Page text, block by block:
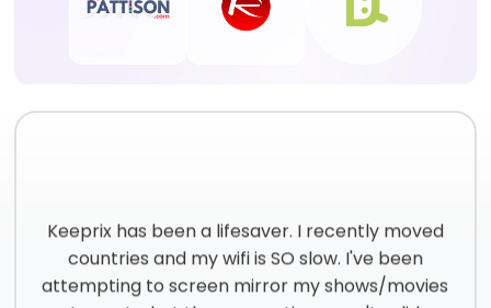
Keeprix has been a lifesaver. I recently moved
countries and my wifi is SO slow. I've been
attempting to screen mirror my shows/movies